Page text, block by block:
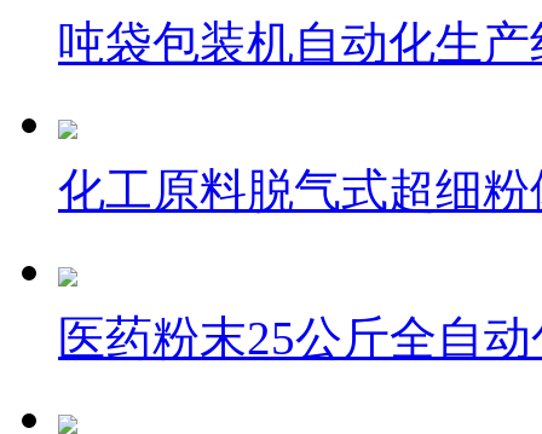
吨袋包装机自动化生产
化工原料脱气式超细粉
医药粉末25公斤全自